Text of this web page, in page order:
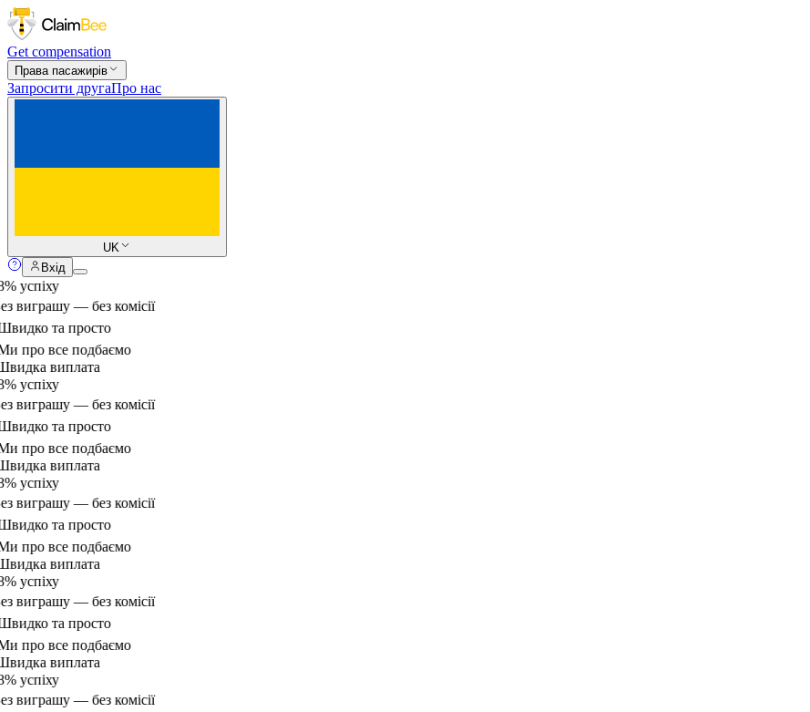
Get compensation
Права пасажирів
Запросити другаПро нас
UK
Вхід
успіху
виграшу — без комісії
та просто
про все подбаємо
виплата
успіху
виграшу — без комісії
та просто
про все подбаємо
виплата
успіху
виграшу — без комісії
та просто
про все подбаємо
виплата
успіху
виграшу — без комісії
та просто
про все подбаємо
виплата
успіху
виграшу — без комісії